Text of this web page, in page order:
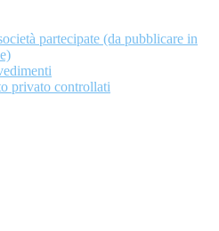
partecipate (da pubblicare in
privato controllati